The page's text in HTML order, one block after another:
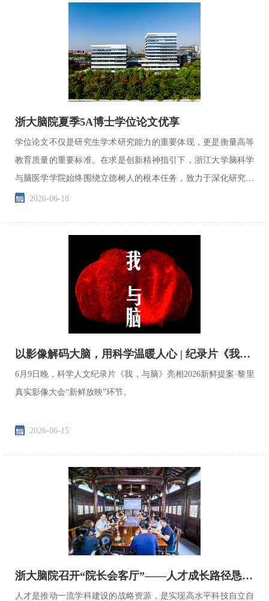
浙大脑院夏季5A博士学位论文优享
学位论文不仅是研究生学术研究能力的重要体现，更是衡量高等
教育质量的重要标准。在求是创新精神指引下，浙江大学脑科学
与脑医学学院始终围绕立德树人的根本任务，致力于深化研究生
教育和培养拔尖创新人才。本期推送聚焦“5A博士学位论文...
2026-06-18
以影像解码大脑，用科学温暖人心 | 纪录片《我，与脑》在2026 Fr...
6月9日晚，科学人文纪录片《我，与脑》亮相2026新鲜提案·黎里
真实影像大会“新鲜放映”环节。
2026-06-15
浙大脑院召开“院长会客厅”——人才成长路径恳谈会
人才是推动一流学科建设的战略资源，是实现高水平科技自立自